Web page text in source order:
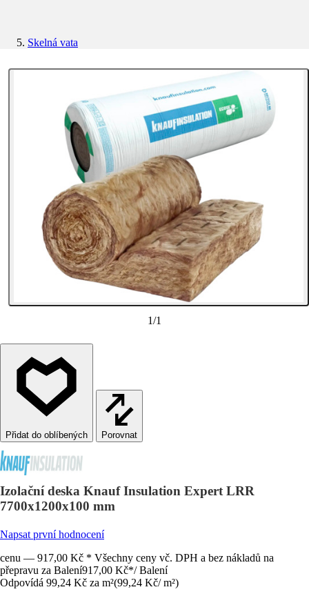
Skelná vata
1/1
Porovnat
Izolační deska Knauf Insulation Expert LRR
7700x1200x100 mm
Napsat první hodnocení
cenu — 917,00 Kč * Všechny ceny vč. DPH a bez nákladů na
přepravu za Balení917,00 Kč*/ Balení
Odpovídá 99,24 Kč za m²(99,24 Kč/ m²)